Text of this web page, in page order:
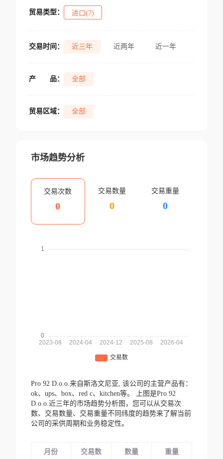
贸易类型： 进口(7)
交易时间： 近三年 近两年 近一年
产 品： 全部
贸易区域： 全部
市场趋势分析
交易次数
0
交易数量
0
交易重量
0
Pro 92 D.o.o.来自斯洛文尼亚, 该公司的主营产品有：
ok、ups、box、red c、kitchen等。
上图是Pro 92
D.o.o.近三年的市场趋势分析图，您可以从交易次
数、交易数量、交易重量不同纬度的趋势来了解当前
公司的采供周期和业务稳定性。
月份 交易数 数量 重量